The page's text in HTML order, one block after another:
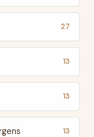
27
13
13
13